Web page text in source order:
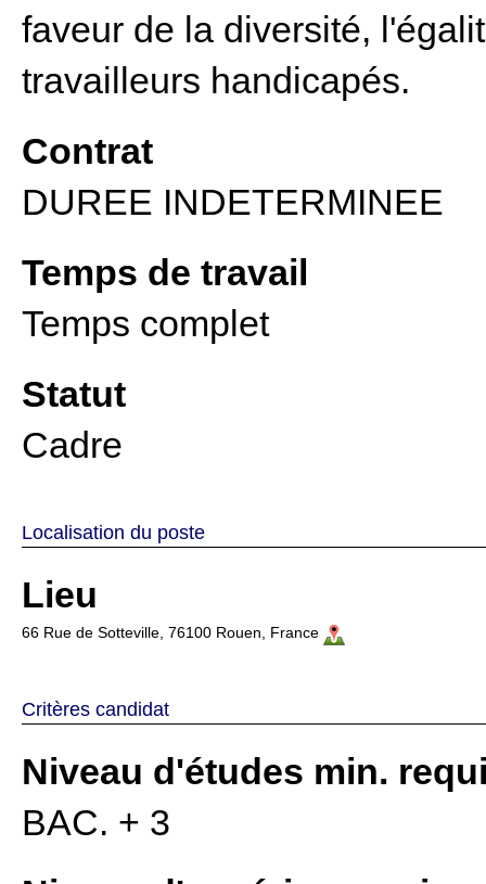
faveur de la diversité,
travailleurs handicapés.
Contrat
DUREE INDETERMINEE
Temps de travail
Temps complet
Statut
Cadre
Localisation du poste
Lieu
66 Rue de Sotteville, 76100 Rouen, France
Critères candidat
Niveau d'études min.
BAC. + 3